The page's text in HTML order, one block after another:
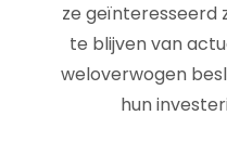
ze geïnteresseerd
te blijven van
weloverwogen
hun